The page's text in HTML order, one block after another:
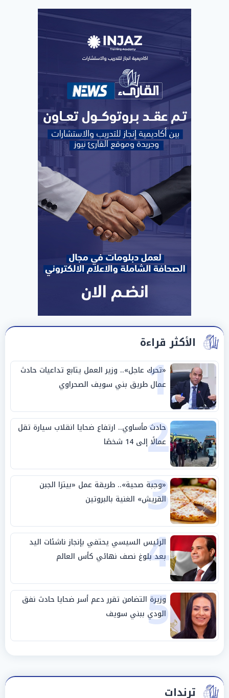
الأكثر قراءة
1
«تحرك عاجل».. وزير العمل يتابع تداعيات حادث
عمال طريق بني سويف الصحراوي
2
حادث مأساوي.. ارتفاع ضحايا انقلاب سيارة تقل
عمالًا إلى 14 شخصًا
3
«وجبة صحية».. طريقة عمل «بيتزا الجبن
القريش» الغنية بالبروتين
4
الرئيس السيسي يحتفي بإنجاز ناشئات اليد
بعد بلوغ نصف نهائي كأس العالم
5
وزيرة التضامن تقرر دعم أسر ضحايا حادث نفق
الودي ببني سويف
ترندات